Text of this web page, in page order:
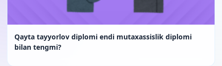
Qayta tayyorlov diplomi endi mutaxassislik diplomi
bilan tengmi?